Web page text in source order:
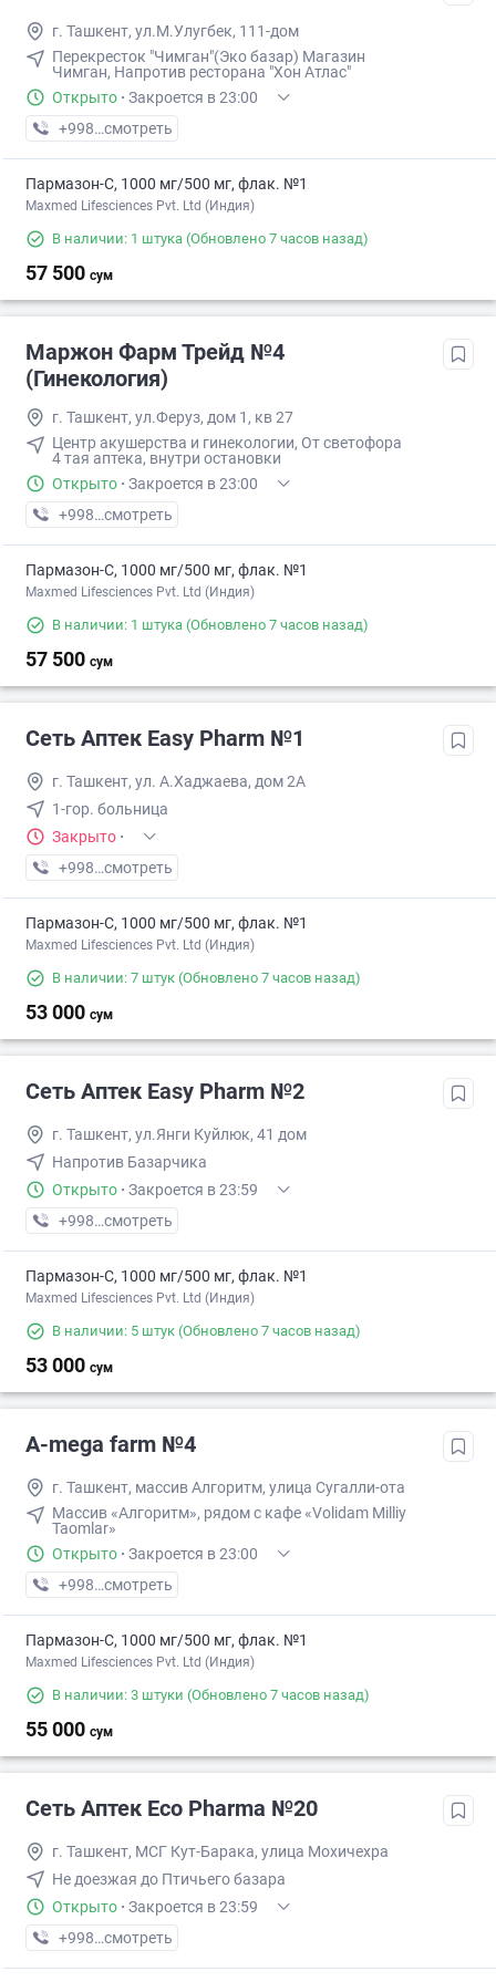
г. Ташкент, ул.М.Улугбек, 111-дом
Перекресток "Чимган"(Эко базар) Магазин
Чимган, Напротив ресторана "Хон Атлас"
Открыто · Закроется в 23:00
+998 (99) XXX-XX-XX
смотреть
Пармазон-С, 1000 мг/500 мг, флак. №1
Maxmed Lifesciences Pvt. Ltd (Индия)
В наличии: 1 штука (Обновлено 7 часов назад)
57 500 сум
Маржон Фарм Трейд №4
(Гинекология)
г. Ташкент, ул.Феруз, дом 1, кв 27
Центр акушерства и гинекологии, От светофора
4 тая аптека, внутри остановки
Открыто · Закроется в 23:00
+998 (77) XXX-XX-XX
смотреть
Пармазон-С, 1000 мг/500 мг, флак. №1
Maxmed Lifesciences Pvt. Ltd (Индия)
В наличии: 1 штука (Обновлено 7 часов назад)
57 500 сум
Сеть Аптек Easy Pharm №1
г. Ташкент, ул. А.Хаджаева, дом 2А
1-гор. больница
Закрыто ·
+998 (94) XXX-XX-XX
смотреть
Пармазон-С, 1000 мг/500 мг, флак. №1
Maxmed Lifesciences Pvt. Ltd (Индия)
В наличии: 7 штук (Обновлено 7 часов назад)
53 000 сум
Сеть Аптек Easy Pharm №2
г. Ташкент, ул.Янги Куйлюк, 41 дом
Напротив Базарчика
Открыто · Закроется в 23:59
+998 (97) XXX-XX-XX
смотреть
Пармазон-С, 1000 мг/500 мг, флак. №1
Maxmed Lifesciences Pvt. Ltd (Индия)
В наличии: 5 штук (Обновлено 7 часов назад)
53 000 сум
A-mega farm №4
г. Ташкент, массив Алгоритм, улица Сугалли-ота
Массив «Алгоритм», рядом с кафе «Volidam Milliy
Taomlar»
Открыто · Закроется в 23:00
+998 (99) XXX-XX-XX
смотреть
Пармазон-С, 1000 мг/500 мг, флак. №1
Maxmed Lifesciences Pvt. Ltd (Индия)
В наличии: 3 штуки (Обновлено 7 часов назад)
55 000 сум
Сеть Аптек Eco Pharma №20
г. Ташкент, МСГ Кут-Барака, улица Мохичехра
Не доезжая до Птичьего базара
Открыто · Закроется в 23:59
+998 (55) XXX-XX-XX
смотреть